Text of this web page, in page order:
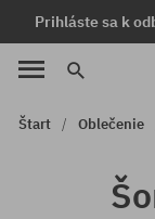
Prihláste sa k
Štart Oblečenie